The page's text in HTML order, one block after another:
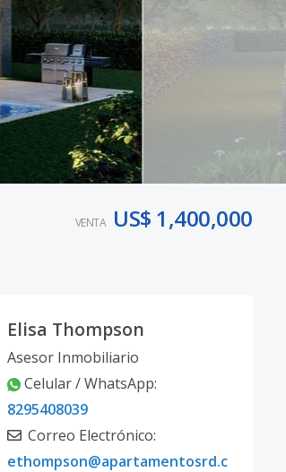
VENTA US$ 1,400,000
Elisa Thompson
Asesor Inmobiliario
Celular / WhatsApp:
8295408039
Correo Electrónico:
ethompson@apartamentosrd.c